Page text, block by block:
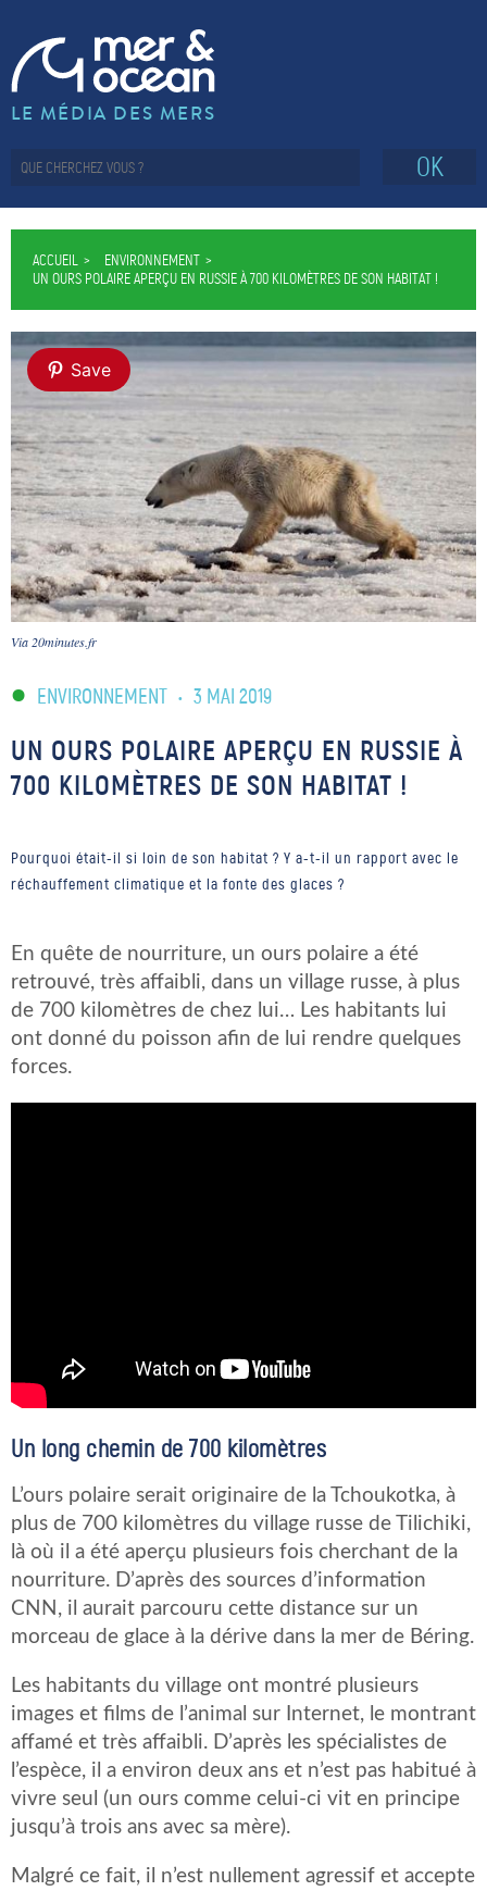
LE MÉDIA DES MERS
OK
ACCUEIL
ENVIRONNEMENT
UN OURS POLAIRE APERÇU EN RUSSIE À 700 KILOMÈTRES DE SON HABITAT !
Save
Via 20minutes.fr
ENVIRONNEMENT • 3 MAI 2019
UN OURS POLAIRE APERÇU EN RUSSIE À
700 KILOMÈTRES DE SON HABITAT !
Pourquoi était-il si loin de son habitat ? Y a-t-il un rapport avec le
réchauffement climatique et la fonte des glaces ?
En quête de nourriture, un ours polaire a été
retrouvé, très affaibli, dans un village russe, à plus
de 700 kilomètres de chez lui… Les habitants lui
ont donné du poisson afin de lui rendre quelques
forces.
Un long chemin de 700 kilomètres
L’ours polaire serait originaire de la Tchoukotka, à
plus de 700 kilomètres du village russe de Tilichiki,
là où il a été aperçu plusieurs fois cherchant de la
nourriture. D’après des sources d’information
CNN, il aurait parcouru cette distance sur un
morceau de glace à la dérive dans la mer de Béring.
Les habitants du village ont montré plusieurs
images et films de l’animal sur Internet, le montrant
affamé et très affaibli. D’après les spécialistes de
l’espèce, il a environ deux ans et n’est pas habitué à
vivre seul (un ours comme celui-ci vit en principe
jusqu’à trois ans avec sa mère).
Malgré ce fait, il n’est nullement agressif et accepte